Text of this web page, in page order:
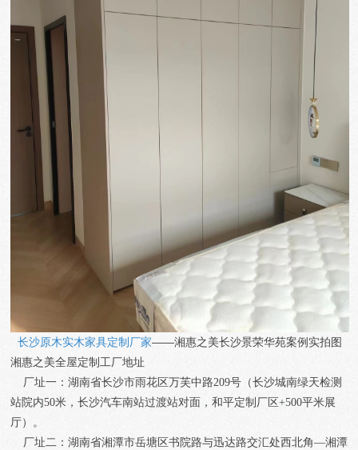
长沙原木实木家具定制厂家——湘惠之美长沙景荣华苑案例实拍图
湘惠之美全屋定制工厂地址
厂址一：湖南省长沙市雨花区万芙中路209号（长沙城南绿天检测
站院内50米，长沙汽车南站过渡站对面，和平定制厂区+500平米展
厅）。
厂址二：湖南省湘潭市岳塘区书院路与迅达路交汇处西北角—湘潭